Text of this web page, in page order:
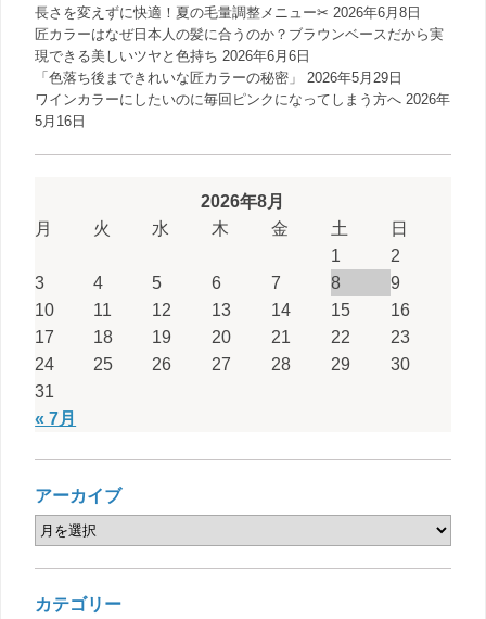
長さを変えずに快適！夏の毛量調整メニュー✂︎ 2026年6月8日
匠カラーはなぜ日本人の髪に合うのか？ブラウンベースだから実
現できる美しいツヤと色持ち 2026年6月6日
「色落ち後まできれいな匠カラーの秘密」
2026年5月29日
ワインカラーにしたいのに毎回ピンクになってしまう方へ 2026年
5月16日
2026年8月
月
火 水 木 金 土 日
« 7月
1
2
3
4 5 6 7 8
9
10
11 12 13 14 15
16
17
18 19 20 21 22
23
24
25 26 27 28 29
30
31
アーカイブ
カテゴリー